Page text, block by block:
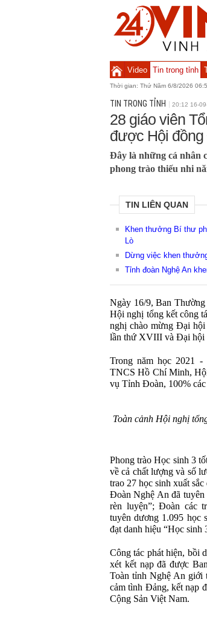
Video Tin trong tỉnh
Thời gian: Thứ Năm 6/8/2026
TIN TRONG TỈNH 20:12 16-
28 giáo viên
được Hội
Đây là những cá nhân
phong trào thiếu nhi
TIN LIÊN QUAN
Khen thưởng Bí thư
Lò
Dừng việc khen
Tỉnh đoàn Nghệ An
Ngày 16/9, Ban
Hội nghị tổng kết công
nghị chào mừng Đại
lần thứ XVIII và Đại hội
Trong năm học 2021
TNCS Hồ Chí Minh,
vụ Tỉnh Đoàn, 100%
Toàn cảnh Hội nghị
Phong trào Học sinh 3
về cả chất lượng và số
trao 27 học sinh xuất
Đoàn Nghệ An đã tuyên
rèn luyện”; Đoàn các
tuyên dương 1.095 học
đạt danh hiệu “Học sinh
Công tác phát hiện, bồi
xét kết nạp đã được
Toàn tỉnh Nghệ An giới
cảm tình Đảng, kết nạp
Cộng Sản Việt Nam.